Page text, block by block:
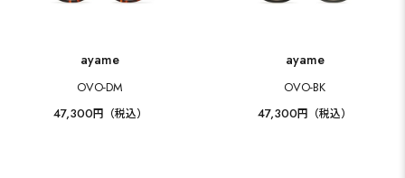
ayame
OVO-DM
47,300円（税込）
ayame
OVO-BK
47,300円（税込）